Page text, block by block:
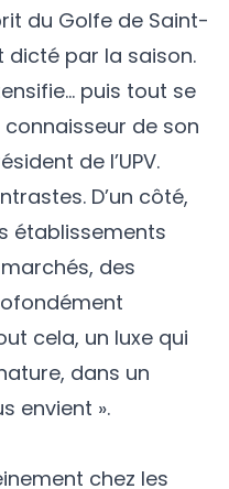
du Golfe de Saint-
dicté par la saison.
puis tout se
connaisseur de son
de l’UPV.
D’un côté,
établissements
des
cela, un luxe qui
dans un
envient ».
chez les